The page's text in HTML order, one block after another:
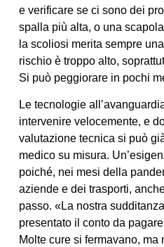
e verificare se ci sono dei
spalla più alta, o una
la scoliosi merita sempre
rischio è troppo alto,
Si può peggiorare in pochi
Le tecnologie
intervenire velocemente, e
valutazione tecnica si può
medico su misura.
poiché, nei mesi della
aziende e dei trasporti,
passo. «La nostra
presentato il conto da
Molte cure si fermavano, ma